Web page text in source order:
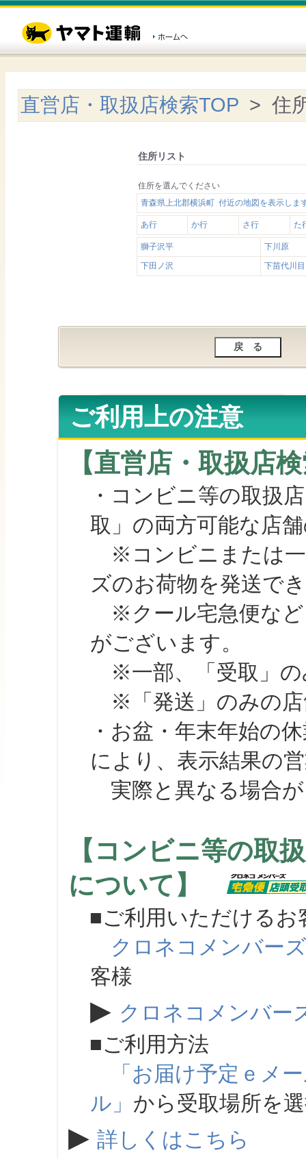
直営店・取扱店検索TOP > 住
住所リスト
住所を選んでください
青森県上北郡横浜町 付近の地図を表示しま
あ行 か行 さ行 た
獅子沢平
下川原
下田ノ沢
下苗代川目
ご利用上の注意
【直営店・取扱店
・コンビニ等の取扱
取」の両方可能な店
※コンビニまたは一
ズのお荷物を発送で
※クール宅急便など
がございます。
※一部、「受取」の
※「発送」のみの店
・お盆・年末年始の
により、表示結果の
実際と異なる場合が
【コンビニ等の取
について】
■ご利用いただけるお
クロネコメンバーズ
客様
▶ クロネコメンバー
■ご利用方法
「お届け予定ｅメ
ル」 から受取場所を
▶ 詳しくはこちら